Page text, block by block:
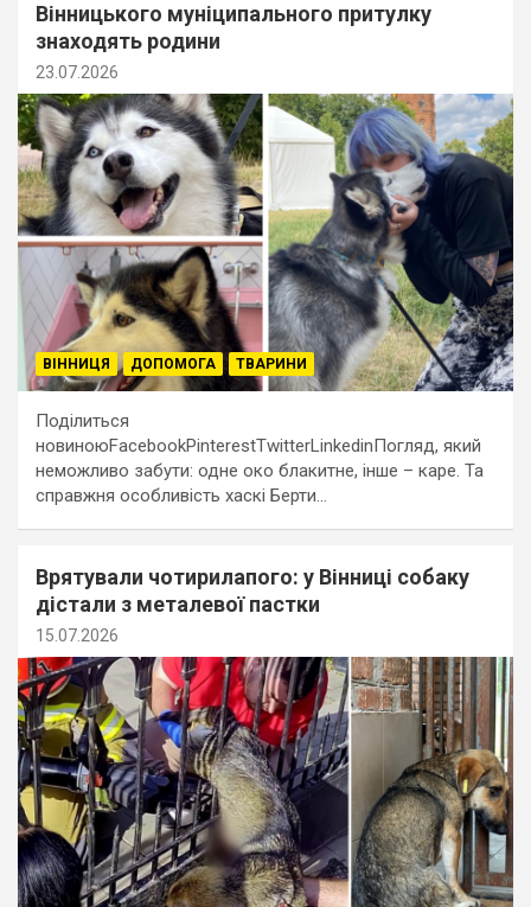
Вінницького муніципального притулку
знаходять родини
23.07.2026
ВІННИЦЯ ДОПОМОГА ТВАРИНИ
Поділиться
новиноюFacebookPinterestTwitterLinkedinПогляд, який
неможливо забути: одне око блакитне, інше – каре. Та
справжня особливість хаскі Берти…
Врятували чотирилапого: у Вінниці собаку
дістали з металевої пастки
15.07.2026